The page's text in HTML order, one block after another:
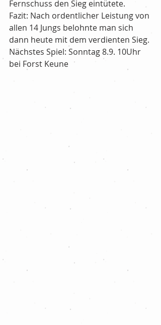
Fernschuss den Sieg eintütete.
Fazit: Nach ordentlicher Leistung von
allen 14 Jungs belohnte man sich
dann heute mit dem verdienten Sieg.
Nächstes Spiel: Sonntag 8.9. 10Uhr
bei Forst Keune